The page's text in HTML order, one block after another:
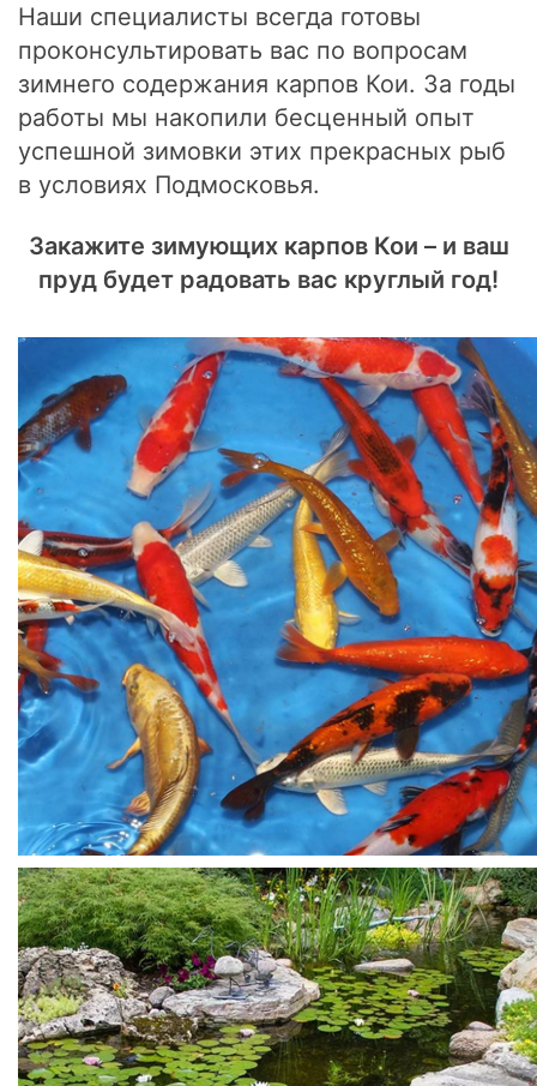
Наши специалисты всегда готовы
проконсультировать вас по вопросам
зимнего содержания карпов Кои. За годы
работы мы накопили бесценный опыт
успешной зимовки этих прекрасных рыб
в условиях Подмосковья.
Закажите зимующих карпов Кои – и ваш
пруд будет радовать вас круглый год!